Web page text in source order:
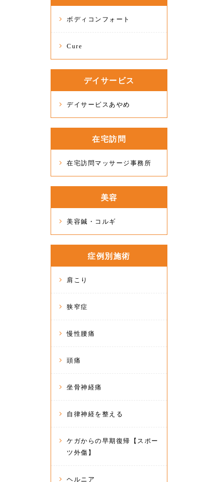
ボディコンフォート
Cure
デイサービス
デイサービスあやめ
在宅訪問
在宅訪問マッサージ事務所
美容
美容鍼・コルギ
症例別施術
肩こり
狭窄症
慢性腰痛
頭痛
坐骨神経痛
自律神経を整える
ケガからの早期復帰【スポー
ツ外傷】
ヘルニア